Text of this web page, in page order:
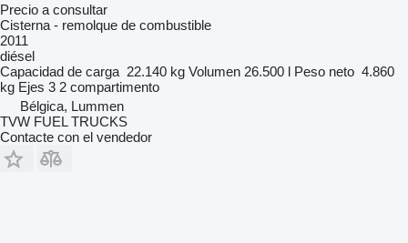
Precio a consultar
Cisterna - remolque de combustible
2011
diésel
Capacidad de carga 22.140 kg Volumen 26.500 l Peso neto 4.860
kg Ejes 3 2 compartimento
Bélgica, Lummen
TVW FUEL TRUCKS
Contacte con el vendedor